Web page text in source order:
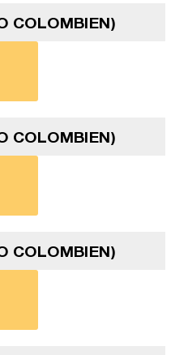
COLOMBIEN)
COLOMBIEN)
COLOMBIEN)